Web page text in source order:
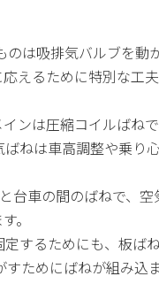
は吸排気バルブを
えるために特別な工
ンは圧縮コイルばね
ねは車高調整や乗り
車の間のばねで、
。
するためにも、板ばね
めにばねが組み込